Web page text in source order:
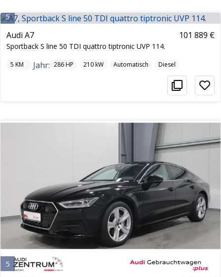
5
Audi A7
Sportback S line 50 TDI quattro tiptronic UVP 114.
101 889 €
5 KM Jahr: 286HP 210kW Automatisch Diesel
5